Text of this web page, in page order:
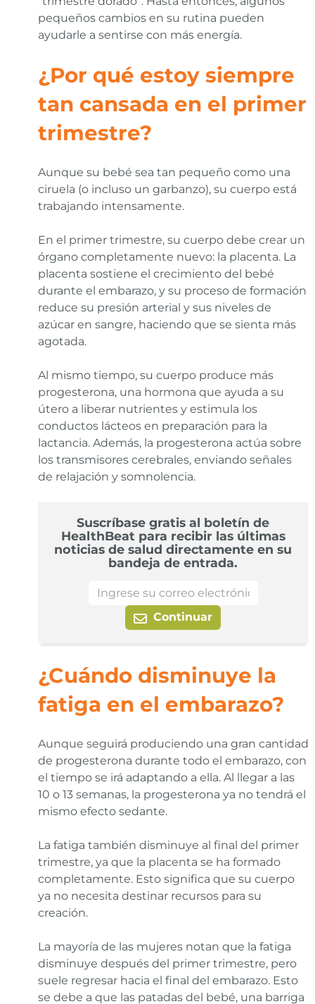
pequeños cambios en su rutina pueden
ayudarle a sentirse con más energía.
¿Por qué estoy siempre
tan cansada en el primer
trimestre?
Aunque su bebé sea tan pequeño como una
ciruela (o incluso un garbanzo), su cuerpo está
trabajando intensamente.
En el primer trimestre, su cuerpo debe crear un
órgano completamente nuevo: la placenta. La
placenta sostiene el crecimiento del bebé
durante el embarazo, y su proceso de formación
reduce su presión arterial y sus niveles de
azúcar en sangre, haciendo que se sienta más
agotada.
Al mismo tiempo, su cuerpo produce más
progesterona, una hormona que ayuda a su
útero a liberar nutrientes y estimula los
conductos lácteos en preparación para la
lactancia. Además, la progesterona actúa sobre
los transmisores cerebrales, enviando señales
de relajación y somnolencia.
Suscríbase gratis al boletín de
HealthBeat para recibir las últimas
noticias de salud directamente en su
bandeja de entrada.
Continuar
¿Cuándo disminuye la
fatiga en el embarazo?
Aunque seguirá produciendo una gran cantidad
de progesterona durante todo el embarazo, con
el tiempo se irá adaptando a ella. Al llegar a las
10 o 13 semanas, la progesterona ya no tendrá el
mismo efecto sedante.
La fatiga también disminuye al final del primer
trimestre, ya que la placenta se ha formado
completamente. Esto significa que su cuerpo
ya no necesita destinar recursos para su
creación.
La mayoría de las mujeres notan que la fatiga
disminuye después del primer trimestre, pero
suele regresar hacia el final del embarazo. Esto
se debe a que las patadas del bebé, una barriga